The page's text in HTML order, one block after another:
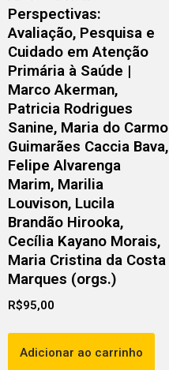
Perspectivas:
Avaliação, Pesquisa e
Cuidado em Atenção
Primária à Saúde |
Marco Akerman,
Patricia Rodrigues
Sanine, Maria do Carmo
Guimarães Caccia Bava,
Felipe Alvarenga
Marim, Marilia
Louvison, Lucila
Brandão Hirooka,
Cecília Kayano Morais,
Maria Cristina da Costa
Marques (orgs.)
R$95,00
Adicionar ao carrinho